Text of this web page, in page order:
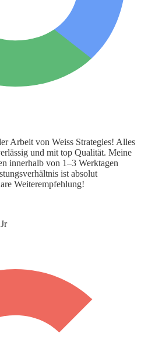
Arbeit von Weiss Strategies! Alles
und mit top Qualität. Meine
innerhalb von 1–3 Werktagen
ist absolut
Weiterempfehlung!